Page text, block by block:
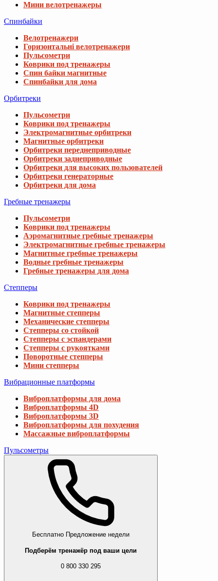
Мини велотренажеры
Спинбайки
Велотренажери
Горизонтальні велотренажери
Пульсометри
Коврики под тренажеры
Спин байки магнитные
Спинбайки для дома
Орбитреки
Пульсометри
Коврики под тренажеры
Электромагнитные орбитреки
Магнитные орбитреки
Орбитреки переднеприводные
Орбитреки заднеприводные
Орбитреки для высоких пользователей
Орбитреки генераторные
Орбитреки для дома
Гребные тренажеры
Пульсометри
Коврики под тренажеры
Аэромагнитные гребные тренажеры
Электромагнитные гребные тренажеры
Магнитные гребные тренажеры
Водные гребные тренажеры
Гребные тренажеры для дома
Степперы
Коврики под тренажеры
Магнитные степперы
Механические степперы
Степперы со стойкой
Степперы с эспандерами
Степперы с рукоятками
Поворотные степперы
Мини степперы
Вибрационные платформы
Виброплатформы для дома
Виброплатформы 4D
Виброплатформы 3D
Виброплатформы для похудения
Массажные виброплатформы
Пульсометры
Бесплатно Предложение недели
Подберём тренажёр под ваши цели
0 800 330 295